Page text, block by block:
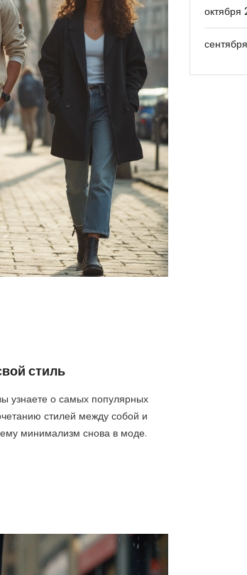
стиль
узнаете о самых популярных
стилей между собой и
минимализм снова в моде.
октября